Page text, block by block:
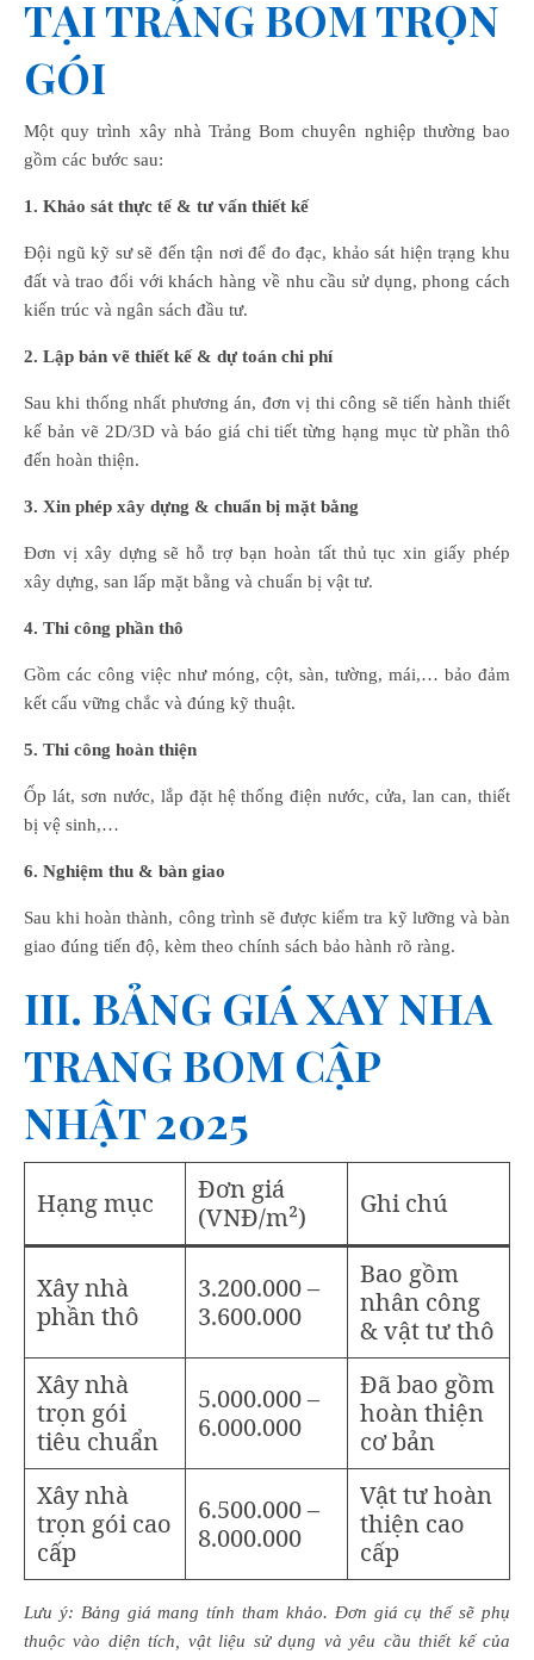
TẠI TRẢNG BOM TRỌN
GÓI
Một quy trình xây nhà Trảng Bom chuyên nghiệp thường bao
gồm các bước sau:
1. Khảo sát thực tế & tư vấn thiết kế
Đội ngũ kỹ sư sẽ đến tận nơi để đo đạc, khảo sát hiện trạng khu
đất và trao đổi với khách hàng về nhu cầu sử dụng, phong cách
kiến trúc và ngân sách đầu tư.
2. Lập bản vẽ thiết kế & dự toán chi phí
Sau khi thống nhất phương án, đơn vị thi công sẽ tiến hành thiết
kế bản vẽ 2D/3D và báo giá chi tiết từng hạng mục từ phần thô
đến hoàn thiện.
3. Xin phép xây dựng & chuẩn bị mặt bằng
Đơn vị xây dựng sẽ hỗ trợ bạn hoàn tất thủ tục xin giấy phép
xây dựng, san lấp mặt bằng và chuẩn bị vật tư.
4. Thi công phần thô
Gồm các công việc như móng, cột, sàn, tường, mái,… bảo đảm
kết cấu vững chắc và đúng kỹ thuật.
5. Thi công hoàn thiện
Ốp lát, sơn nước, lắp đặt hệ thống điện nước, cửa, lan can, thiết
bị vệ sinh,…
6. Nghiệm thu & bàn giao
Sau khi hoàn thành, công trình sẽ được kiểm tra kỹ lưỡng và bàn
giao đúng tiến độ, kèm theo chính sách bảo hành rõ ràng.
III. BẢNG GIÁ XAY NHA
TRANG BOM CẬP
NHẬT 2025
Hạng mục
Đơn giá
(VNĐ/m²)
Ghi chú
Xây nhà
phần thô
3.200.000 –
3.600.000
Bao gồm
nhân công
& vật tư thô
Xây nhà
trọn gói
tiêu chuẩn
5.000.000 –
6.000.000
Đã bao gồm
hoàn thiện
cơ bản
Xây nhà
trọn gói cao
cấp
6.500.000 –
8.000.000
Vật tư hoàn
thiện cao
cấp
Lưu ý: Bảng giá mang tính tham khảo. Đơn giá cụ thể sẽ phụ
thuộc vào diện tích, vật liệu sử dụng và yêu cầu thiết kế của